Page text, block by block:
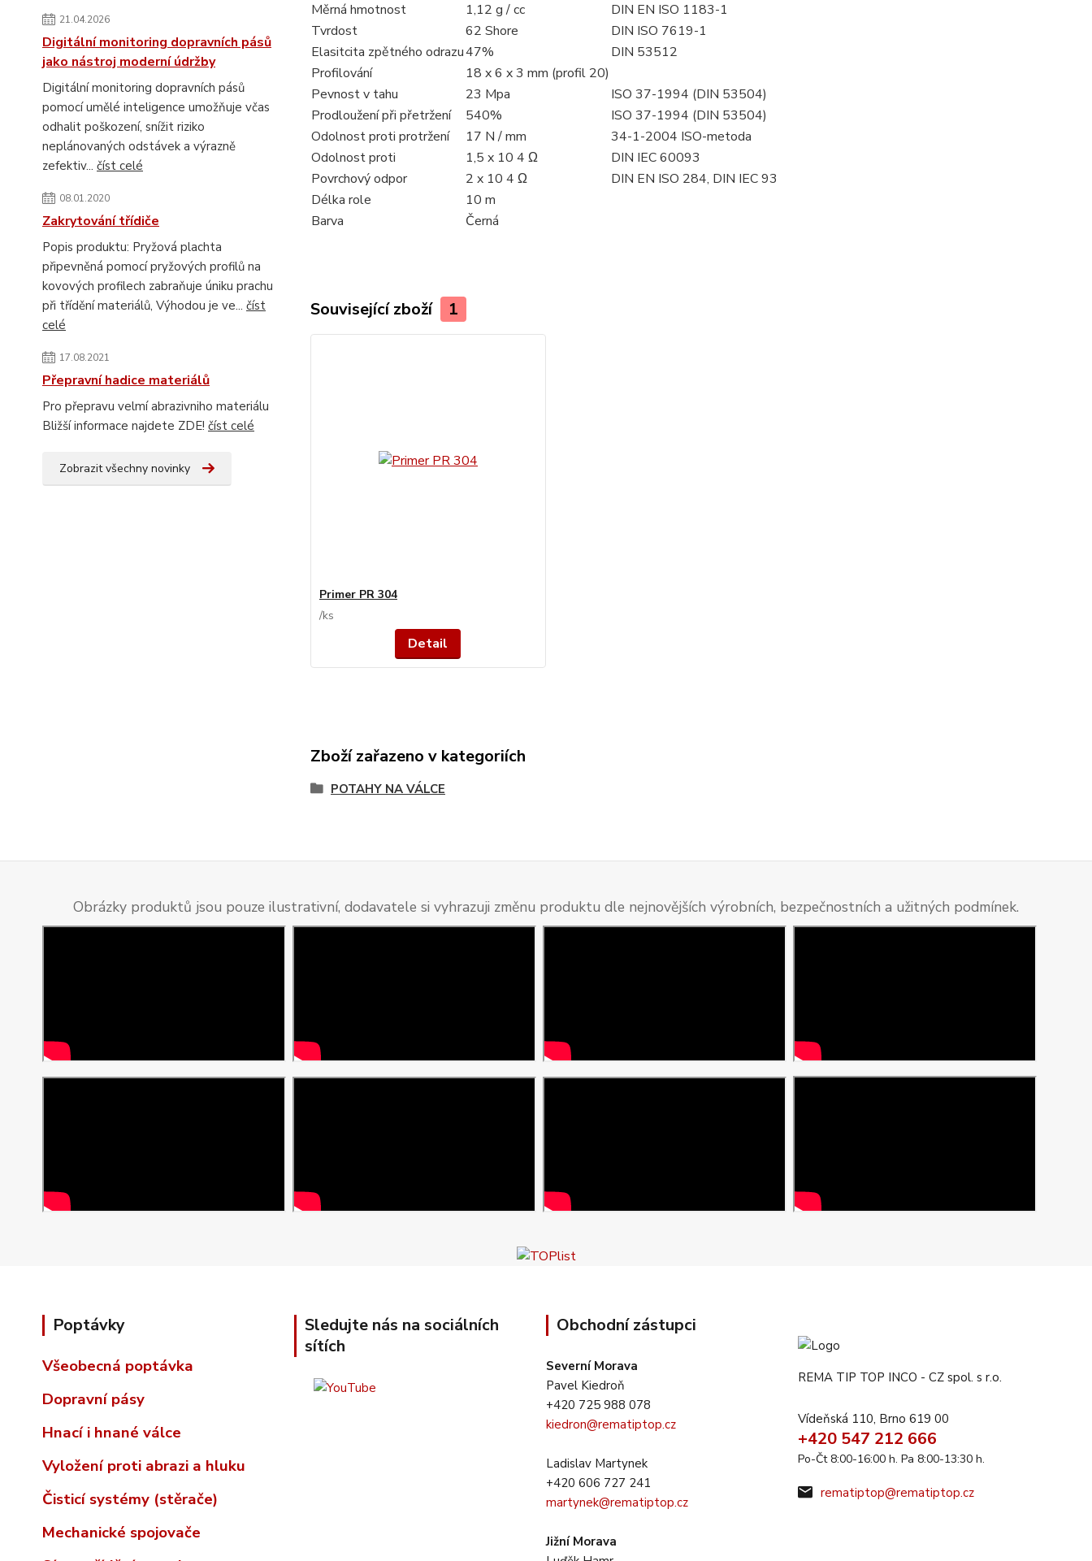
21.04.2026
Digitální monitoring dopravních pásů
jako nástroj moderní údržby
Digitální monitoring dopravních pásů
pomocí umělé inteligence umožňuje včas
odhalit poškození, snížit riziko
neplánovaných odstávek a výrazně
zefektiv... číst celé
08.01.2020
Zakrytování třídiče
Popis produktu: Pryžová plachta
připevněná pomocí pryžových profilů na
kovových profilech zabraňuje úniku prachu
při třídění materiálů, Výhodou je ve... číst
celé
17.08.2021
Přepravní hadice materiálů
Pro přepravu velmí abrazivniho materiálu
Bližší informace najdete ZDE! číst celé
Zobrazit všechny novinky
Měrná hmotnost
1,12 g / cc
DIN EN ISO 1183-1
Tvrdost
62 Shore
DIN ISO 7619-1
Elasitcita zpětného odrazu47%
DIN 53512
Profilování
18 x 6 x 3 mm (profil 20)
Pevnost v tahu
23 Mpa
ISO 37-1994 (DIN 53504)
Prodloužení při přetržení
540%
ISO 37-1994 (DIN 53504)
Odolnost proti protržení
17 N / mm
34-1-2004 ISO-metoda
Odolnost proti
1,5 x 10 4 Ω
DIN IEC 60093
Povrchový odpor
2 x 10 4 Ω
DIN EN ISO 284, DIN IEC 93
Délka role
10 m
Barva
Černá
Související zboží 1
Primer PR 304
/ks
Detail
Zboží zařazeno v kategoriích
POTAHY NA VÁLCE
Obrázky produktů jsou pouze ilustrativní, dodavatele si vyhrazuji změnu produktu dle nejnovějších výrobních, bezpečnostních a užitných podmínek.
Poptávky
Všeobecná poptávka
Dopravní pásy
Hnací i hnané válce
Vyložení proti abrazi a hluku
Čisticí systémy (stěrače)
Mechanické spojovače
Sledujte nás na sociálních
sítích
Obchodní zástupci
Severní Morava
Pavel Kiedroň
+420 725 988 078
kiedron@rematiptop.cz
Ladislav Martynek
+420 606 727 241
martynek@rematiptop.cz
Jižní Morava
REMA TIP TOP INCO - CZ spol. s r.o.
Vídeňská 110, Brno 619 00
+420 547 212 666
Po-Čt 8:00-16:00 h. Pa 8:00-13:30 h.
rematiptop@rematiptop.cz